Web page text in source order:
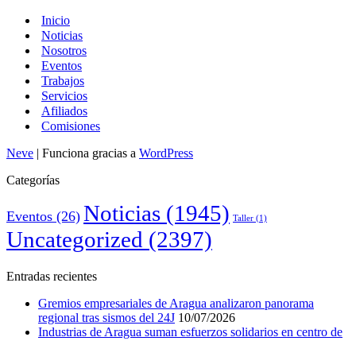
Inicio
Noticias
Nosotros
Eventos
Trabajos
Servicios
Afiliados
Comisiones
Neve | Funciona gracias a WordPress
Categorías
Eventos (26) Noticias (1945) Taller (1)
Uncategorized (2397)
Entradas recientes
Gremios empresariales de Aragua analizaron panorama
regional tras sismos del 24J 10/07/2026
Industrias de Aragua suman esfuerzos solidarios en centro de